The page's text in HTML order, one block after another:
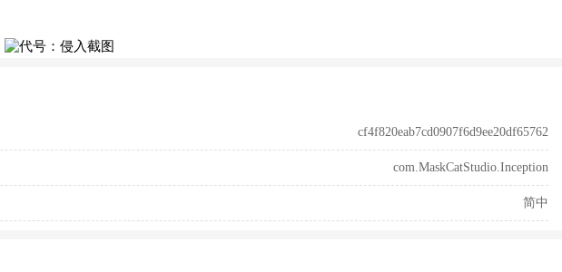
cf4f820eab7cd0907f6d9ee20df65762
com.MaskCatStudio.Inception
简中